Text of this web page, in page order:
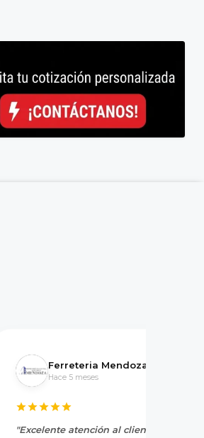
Ferreteria Mendoza
Hace 5 meses
"Excelente atención al cliente, tienen